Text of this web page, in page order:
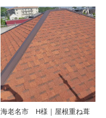
海老名市 H様｜屋根重ね葺